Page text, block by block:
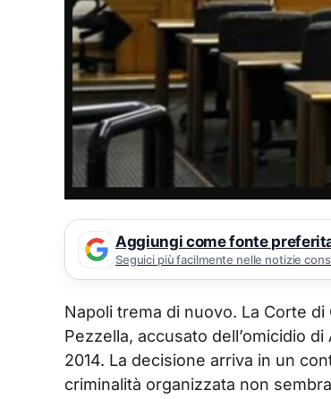
Aggiungi come fonte
Seguici più facilmente nelle notizie
Napoli trema di nuovo. La Corte
Pezzella, accusato dell’omicidio
2014. La decisione arriva in un
criminalità organizzata non